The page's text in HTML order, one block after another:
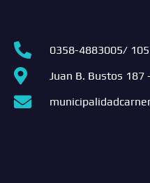
0358-4883005/ 105
Juan B. Bustos 187